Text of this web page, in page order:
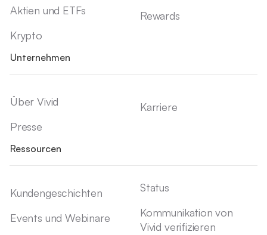
Aktien und ETFs
Krypto
Rewards
Unternehmen
Über Vivid
Presse
Karriere
Ressourcen
Kundengeschichten
Events und Webinare
Status
Kommunikation von
Vivid verifizieren